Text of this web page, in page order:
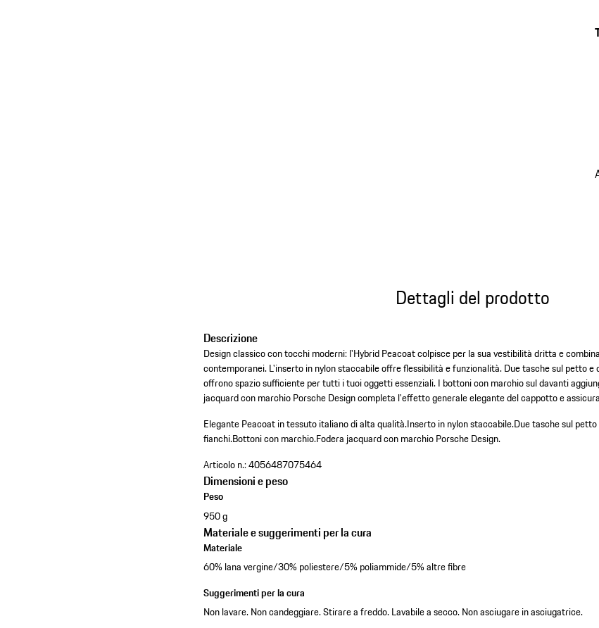
Dettagli del prodotto
Descrizione
Design classico con tocchi moderni: l'Hybrid Peacoat colpisce per la sua vestibilità dritta e
contemporanei. L'inserto in nylon staccabile offre flessibilità e funzionalità. Due tasche sul petto
offrono spazio sufficiente per tutti i tuoi oggetti essenziali. I bottoni con marchio sul davanti
jacquard con marchio Porsche Design completa l'effetto generale elegante del cappotto e
Elegante Peacoat in tessuto italiano di alta qualità.Inserto in nylon staccabile.Due tasche sul
fianchi.Bottoni con marchio.Fodera jacquard con marchio Porsche Design.
Articolo n.:4056487075464
Dimensioni e peso
Peso
950 g
Materiale e suggerimenti per la cura
Materiale
60% lana vergine/30% poliestere/5% poliammide/5% altre fibre
Suggerimenti per la cura
Non lavare. Non candeggiare. Stirare a freddo. Lavabile a secco. Non asciugare in asciugatrice.